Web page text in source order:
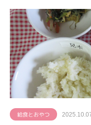
給食とおやつ